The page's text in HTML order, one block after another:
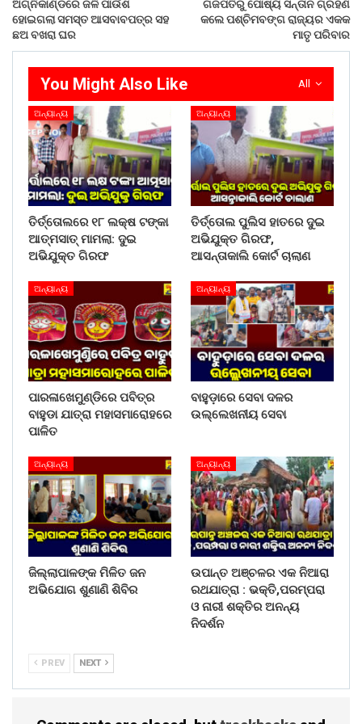
ଅଗ୍ନିକାଣ୍ଡରେ ଜଳି ପାଉଁଶ
ହୋଇଗଲା ସମସ୍ତ ଆସବାବପତ୍ର ସହ
ଛଅ ବଖରା ଘର
ଗଜପତିରୁ ପୋଷ୍ୟ ସନ୍ତାନ ଗ୍ରହଣ
କଲେ ପଶ୍ଚିମବଙ୍ଗ ରାଜ୍ୟର ଏକକ
ମାତୃ ପରିବାର
All
You Might Also Like
ଅନ୍ୟାନ୍ୟ
ତିର୍ତ୍ତୋଲରେ ୧୮ ଲକ୍ଷ ଟଙ୍କା
ଆତ୍ମସାତ୍ ମାମଲା: ଦୁଇ
ଅଭିଯୁକ୍ତ ଗିରଫ
ଅନ୍ୟାନ୍ୟ
ତିର୍ତ୍ତୋଲ ପୁଲିସ ହାତରେ ଦୁଇ
ଅଭିଯୁକ୍ତ ଗିରଫ,
ଆସନ୍ତାକାଲି କୋର୍ଟ ଚାଲାଣ
ଅନ୍ୟାନ୍ୟ
ପାରଳାଖେମୁଣ୍ଡିରେ ପବିତ୍ର
ବାହୁଡା ଯାତ୍ରା ମହାସମାରୋହରେ
ପାଳିତ
ଅନ୍ୟାନ୍ୟ
ବାହୁଡ଼ାରେ ସେବା ଦଳର
ଉଲ୍ଲେଖନୀୟ ସେବା
ଅନ୍ୟାନ୍ୟ
ଜିଲ୍ଲାପାଳଙ୍କ ମିଳିତ ଜନ
ଅଭିଯୋଗ ଶୁଣାଣି ଶିବିର
ଅନ୍ୟାନ୍ୟ
ଉପାନ୍ତ ଅଞ୍ଚଳର ଏକ ନିଆରା
ରଥଯାତ୍ରା : ଭକ୍ତି,ପରମ୍ପରା
ଓ ନାରୀ ଶକ୍ତିର ଅନନ୍ୟ
ନିଦର୍ଶନ
PREV NEXT